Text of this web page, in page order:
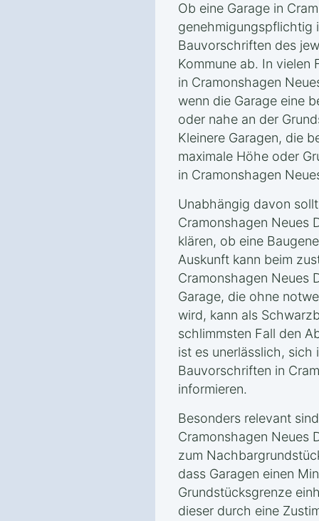
Ob eine Garage in
genehmigungspflichtig
Bauvorschriften des
Kommune ab. In vielen
in Cramonshagen
wenn die Garage eine
oder nahe an der
Kleinere Garagen, die
maximale Höhe oder
in Cramonshagen
Unabhängig davon
Cramonshagen Neues
klären, ob eine
Auskunft kann beim
Cramonshagen Neues
Garage, die ohne
wird, kann als
schlimmsten Fall den
ist es unerlässlich,
Bauvorschriften in
informieren.
Besonders relevant
Cramonshagen Neues
zum
dass Garagen einen
Grundstücksgrenze
dieser durch eine